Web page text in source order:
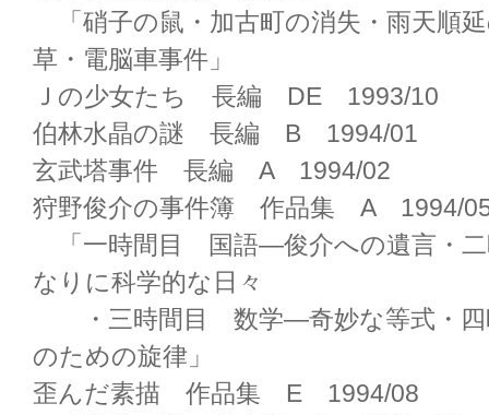
「硝子の鼠・加古町の消失・雨天順
草・電脳車事件」
Ｊの少女たち 長編 DE 1993/10
伯林水晶の謎 長編 B 1994/01
玄武塔事件 長編 A 1994/02
狩野俊介の事件簿 作品集 A 1994/
「一時間目 国語―俊介への遺言・
なりに科学的な日々
・三時間目 数学―奇妙な等式・
のための旋律」
歪んだ素描 作品集 E 1994/08